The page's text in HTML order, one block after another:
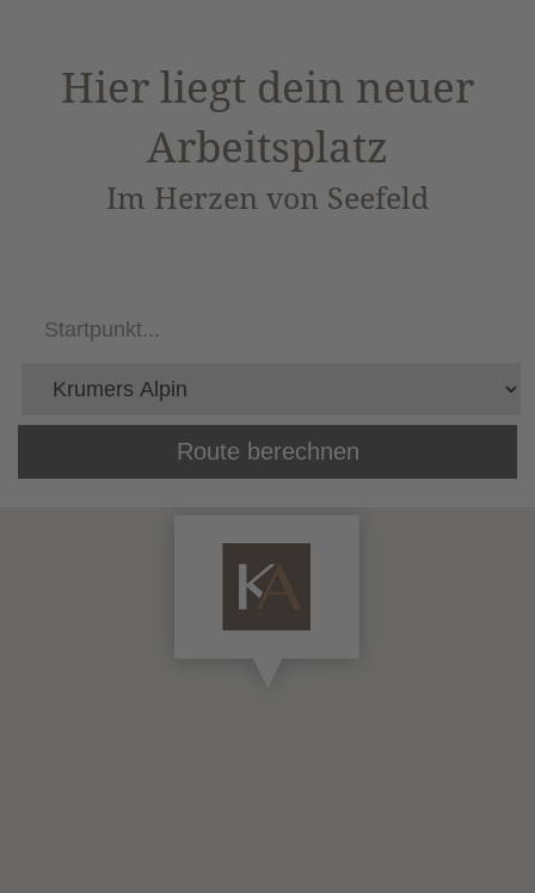
Hier liegt dein neuer
Arbeitsplatz
Im Herzen von Seefeld